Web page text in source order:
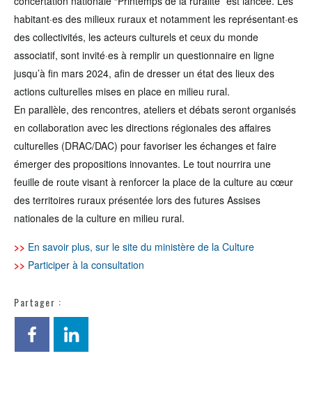
habitant·es des milieux ruraux et notamment les représentant·es
des collectivités, les acteurs culturels et ceux du monde
associatif, sont invité·es à remplir un questionnaire en ligne
jusqu’à fin mars 2024, afin de dresser un état des lieux des
actions culturelles mises en place en milieu rural.
En parallèle, des rencontres, ateliers et débats seront organisés
en collaboration avec les directions régionales des affaires
culturelles (DRAC/DAC) pour favoriser les échanges et faire
émerger des propositions innovantes. Le tout nourrira une
feuille de route visant à renforcer la place de la culture au cœur
des territoires ruraux présentée lors des futures Assises
nationales de la culture en milieu rural.
>> En savoir plus, sur le site du ministère de la Culture
>> Participer à la consultation
Partager :